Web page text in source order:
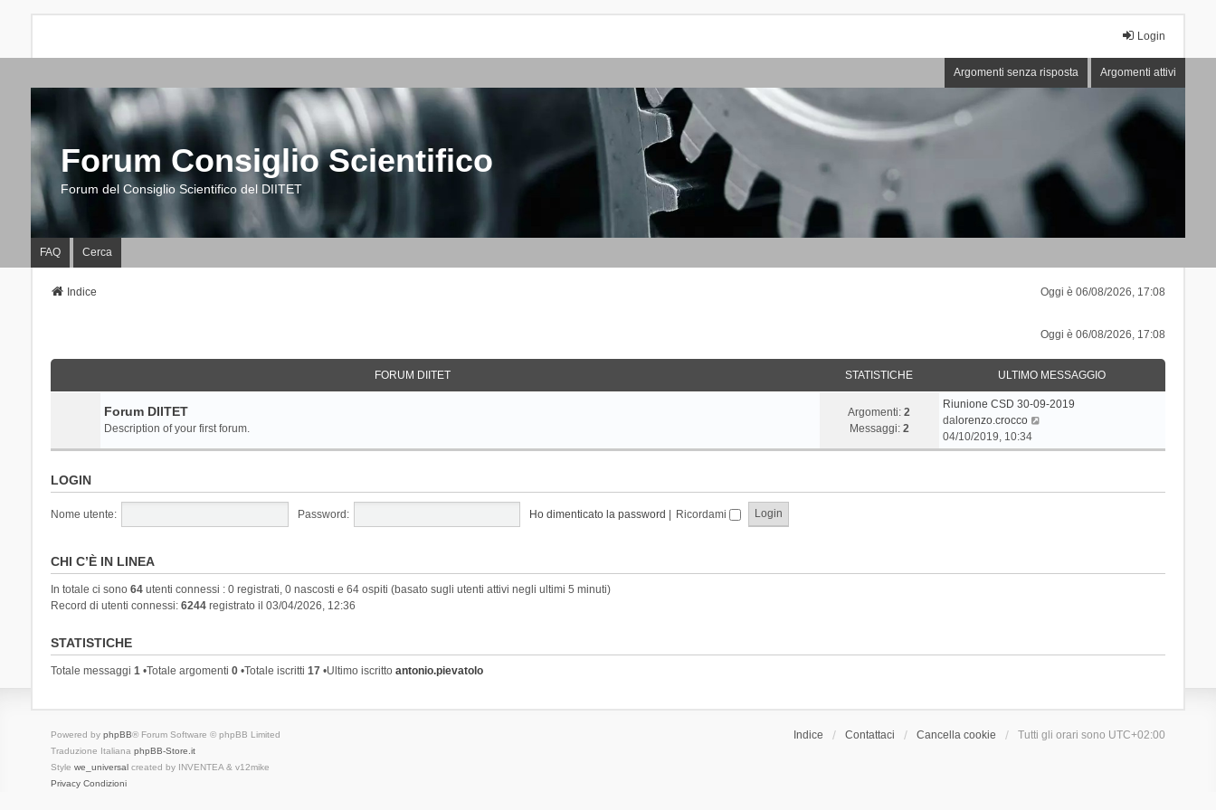
Login
Argomenti senza risposta Argomenti attivi
Forum Consiglio Scientifico
Forum del Consiglio Scientifico del DIITET
FAQ Cerca
Oggi è 06/08/2026, 17:08
Indice
Oggi è 06/08/2026, 17:08
FORUM DIITET STATISTICHE ULTIMO MESSAGGIO
Forum DIITET
Description of your first forum.
Argomenti:2
Messaggi: 2
Riunione CSD 30-09-2019
dalorenzo.crocco
d
o
04/10/2019, 10:34
LOGIN
Nome utente: Password: Ho dimenticato la password | Ricordami
CHI C’È IN LINEA
In totale ci sono 64utenti connessi : 0 registrati, 0 nascosti e 64 ospiti (basato sugli utenti attivi negli ultimi 5 minuti)
Record di utenti connessi: 6244registrato il 03/04/2026, 12:36
STATISTICHE
Totale messaggi 1•Totale argomenti 0•Totale iscritti 17•Ultimo iscritto antonio.pievatolo
Indice Contattaci Cancella cookie Tutti gli orari sono UTC+02:00
Powered by phpBB® Forum Software © phpBB Limited
Traduzione Italiana phpBB-Store.it
Style we_universalcreated by INVENTEA & v12mike
Privacy Condizioni